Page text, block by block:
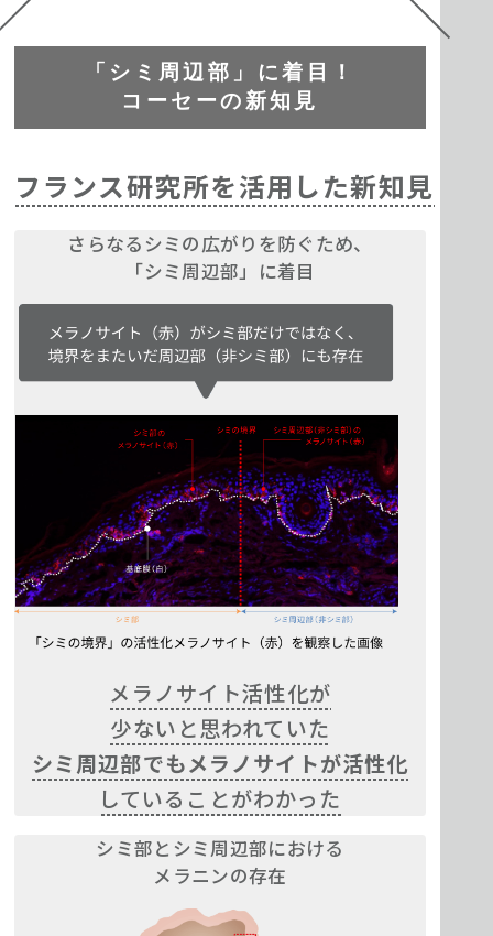
「シミ周辺部」に着目！
コーセーの新知見
フランス研究所を活用した新知見
さらなるシミの広がりを防ぐため、
「シミ周辺部」に着目
メラノサイト活性化が
少ないと思われていた
シミ周辺部でもメラノサイトが活性化
していることがわかった
シミ部とシミ周辺部における
メラニンの存在